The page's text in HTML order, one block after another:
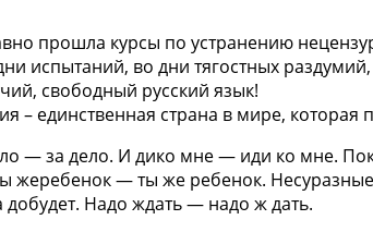
прошла курсы по устранению
испытаний, во дни тягостных
свободный русский язык!
– единственная страна в мире,
— за дело. И дико мне — иди ко мне.
жеребенок — ты же ребенок.
добудет. Надо ждать — надо ж дать.